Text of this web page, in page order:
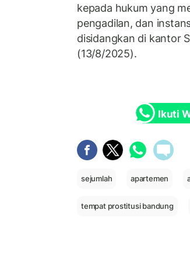
kepada hukum yang
pengadilan, dan
disidangkan di kantor
(13/8/2025).
Ikuti
sejumlah apartemen
tempat prostitusi bandung